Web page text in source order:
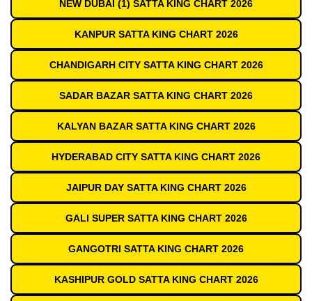
NEW DUBAI (1) SATTA KING CHART 2026
KANPUR SATTA KING CHART 2026
CHANDIGARH CITY SATTA KING CHART 2026
SADAR BAZAR SATTA KING CHART 2026
KALYAN BAZAR SATTA KING CHART 2026
HYDERABAD CITY SATTA KING CHART 2026
JAIPUR DAY SATTA KING CHART 2026
GALI SUPER SATTA KING CHART 2026
GANGOTRI SATTA KING CHART 2026
KASHIPUR GOLD SATTA KING CHART 2026